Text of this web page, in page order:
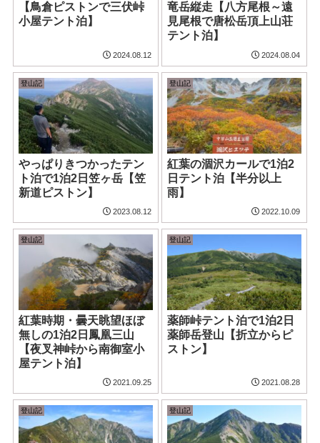
【鳥倉ピストンで三伏峠
小屋テント泊】
2024.08.12
竜岳縦走【八方尾根～遠
見尾根で唐松岳頂上山荘
テント泊】
2024.08.04
登山記
やっぱりきつかったテン
ト泊で1泊2日笠ヶ岳【笠
新道ピストン】
2023.08.12
登山記
紅葉の涸沢カールで1泊2
日テント泊【半分以上
雨】
2022.10.09
登山記
紅葉時期・曇天眺望ほぼ
無しの1泊2日鳳凰三山
【夜叉神峠から南御室小
屋テント泊】
2021.09.25
登山記
薬師峠テント泊で1泊2日
薬師岳登山【折立からピ
ストン】
2021.08.28
登山記 登山記